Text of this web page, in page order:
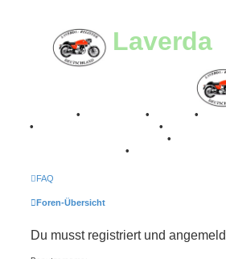
Laverda-
• • •
•
•
•
•
FAQ
Foren-Übersicht
Du musst registriert und